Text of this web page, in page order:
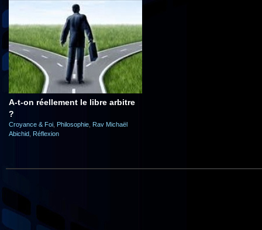
A-t-on réellement le libre arbitre
?
Croyance & Foi Philosophie Rav Michaël
Abichid Réflexion